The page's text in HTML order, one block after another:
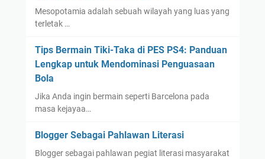
Mesopotamia adalah sebuah wilayah yang luas yang
terletak …
Tips Bermain Tiki-Taka di PES PS4: Panduan
Lengkap untuk Mendominasi Penguasaan
Bola
Jika Anda ingin bermain seperti Barcelona pada
masa kejayaa…
Blogger Sebagai Pahlawan Literasi
Blogger sebagai pahlawan pegiat literasi masyarakat